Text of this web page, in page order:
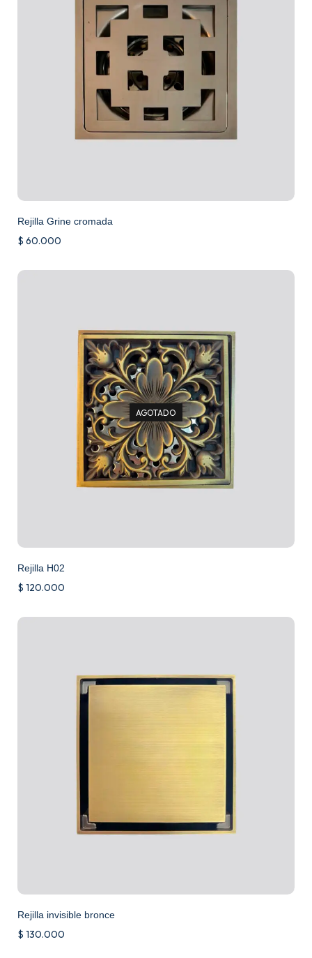
Rejilla Grine cromada
$ 60.000
AGOTADO
Rejilla H02
$ 120.000
Rejilla invisible bronce
$ 130.000